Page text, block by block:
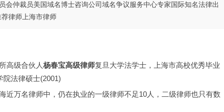
会仲裁员美国域名博士咨询公司域名争议服务中心专家国际知名法律出
律师上海市律师
高级合伙人杨春宝高级律师复旦大学法学士，上海市高校优秀毕业
院法律硕士(2001)
近万名律师中，仍在执业的一级律师不足10人，二级律师也只有数